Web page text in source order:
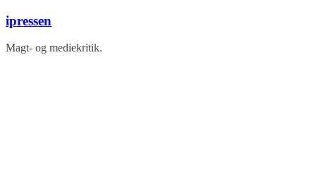
Skip
to
content
ipressen
Magt- og mediekritik.